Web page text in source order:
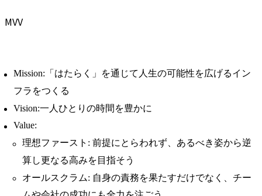
MVV
Mission:「はたらく」を通じて人生の可能性を広げるイン
フラをつくる
Vision:一人ひとりの時間を豊かに
Value:
理想ファースト: 前提にとらわれず、あるべき姿から逆
算し更なる高みを目指そう
オールスクラム: 自身の責務を果たすだけでなく、チー